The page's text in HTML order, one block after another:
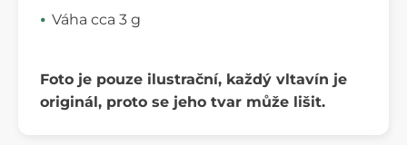
Váha cca 3 g
Foto je pouze ilustrační, každý vltavín je
originál, proto se jeho tvar může lišit.